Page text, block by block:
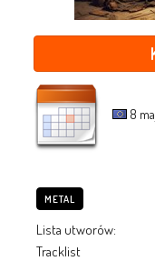
8
METAL
Lista utworów:
Tracklist